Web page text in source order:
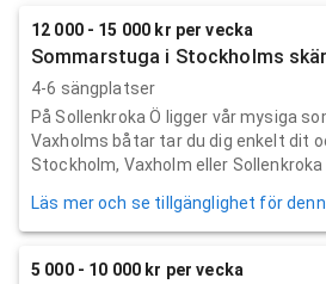
12 000 - 15 000 kr per vecka
Sommarstuga i Stockholms
4-6 sängplatser
På Sollenkroka Ö ligger vår mysiga
Vaxholms båtar tar du dig enkelt dit
Stockholm, Vaxholm eller Sollenkroka
Läs mer och se tillgänglighet för
5 000 - 10 000 kr per vecka